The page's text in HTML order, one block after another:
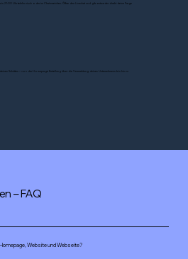
21:00 Uhr telefonisch oder im Chat erreichen. Öffne den Livechat und gib entweder direkt deine Frage
Schritten – von der Homepage Erstellung über die Vermarktung deines Unternehmens bis hin zu
– FAQ
Website und Webseite?